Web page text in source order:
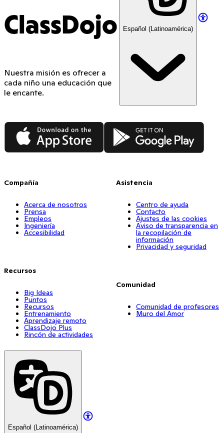
ClassDojo
Nuestra misión es ofrecer a
cada niño una educación que
le encante.
Español (Latinoamérica)
App Store Google Play
Compañía
Acerca de nosotros
Prensa
Empleos
Ingeniería
Accesibilidad
Recursos
Big Ideas
Puntos
Recursos
Entrenamiento
Aprendizaje remoto
ClassDojo Plus
Rincón de actividades
Asistencia
Centro de ayuda
Contacto
Ajustes de las cookies
Aviso de transparencia en
la recopilación de
información
Privacidad y seguridad
Comunidad
Comunidad de profesores
Muro del Amor
Español (Latinoamérica)